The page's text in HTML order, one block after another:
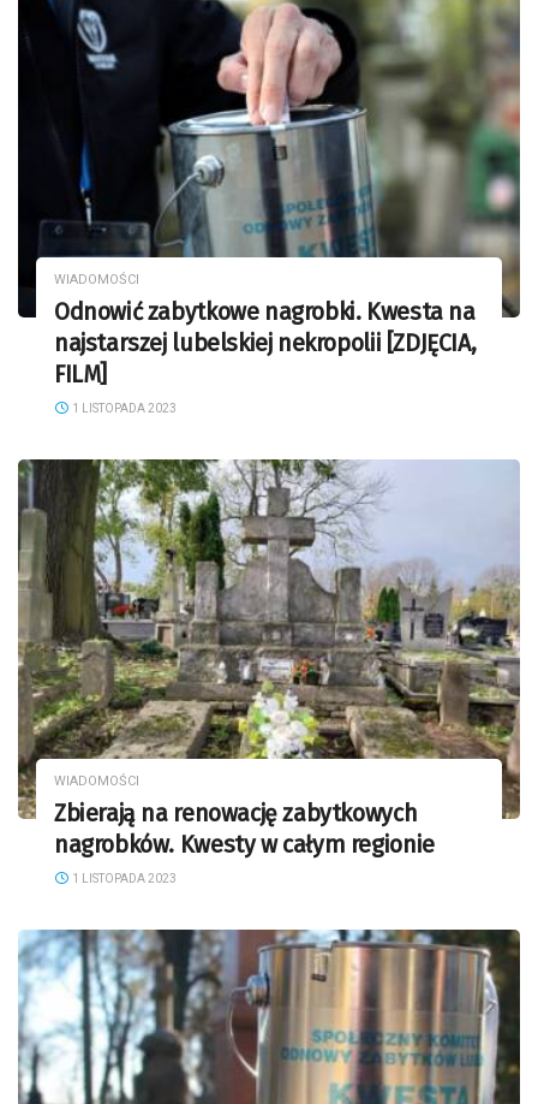
WIADOMOŚCI
Odnowić zabytkowe nagrobki. Kwesta na
najstarszej lubelskiej nekropolii [ZDJĘCIA,
FILM]
1 LISTOPADA 2023
WIADOMOŚCI
Zbierają na renowację zabytkowych
nagrobków. Kwesty w całym regionie
1 LISTOPADA 2023